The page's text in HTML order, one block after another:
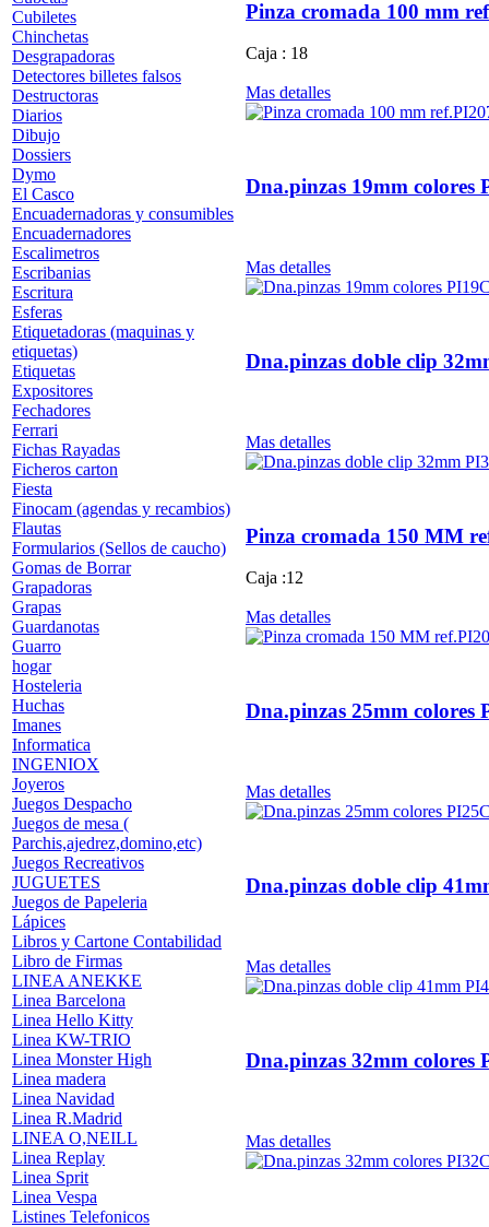
Cubiletes
Chinchetas
Desgrapadoras
Detectores billetes falsos
Destructoras
Diarios
Dibujo
Dossiers
Dymo
El Casco
Encuadernadoras y consumibles
Encuadernadores
Escalimetros
Escribanias
Escritura
Esferas
Etiquetadoras (maquinas y
etiquetas)
Etiquetas
Expositores
Fechadores
Ferrari
Fichas Rayadas
Ficheros carton
Fiesta
Finocam (agendas y recambios)
Flautas
Formularios (Sellos de caucho)
Gomas de Borrar
Grapadoras
Grapas
Guardanotas
Guarro
hogar
Hosteleria
Huchas
Imanes
Informatica
INGENIOX
Joyeros
Juegos Despacho
Juegos de mesa (
Parchis,ajedrez,domino,etc)
Juegos Recreativos
JUGUETES
Juegos de Papeleria
Lápices
Libros y Cartone Contabilidad
Libro de Firmas
LINEA ANEKKE
Linea Barcelona
Linea Hello Kitty
Linea KW-TRIO
Linea Monster High
Linea madera
Linea Navidad
Linea R.Madrid
LINEA O,NEILL
Linea Replay
Linea Sprit
Linea Vespa
Listines Telefonicos
Pinza cromada 100 mm
Caja : 18
Mas detalles
Dna.pinzas 19mm colores
Mas detalles
Dna.pinzas doble clip
Mas detalles
Pinza cromada 150 MM
Caja :12
Mas detalles
Dna.pinzas 25mm colores
Mas detalles
Dna.pinzas doble clip
Mas detalles
Dna.pinzas 32mm colores
Mas detalles